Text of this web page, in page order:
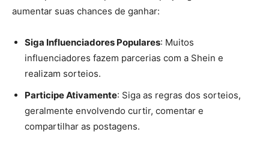
aumentar suas chances de ganhar:
Siga Influenciadores Populares: Muitos
influenciadores fazem parcerias com a Shein e
realizam sorteios.
Participe Ativamente: Siga as regras dos sorteios,
geralmente envolvendo curtir, comentar e
compartilhar as postagens.